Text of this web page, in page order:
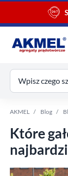
koszyk
Wpisz czego
AKMEL Blog
Które
zasilania